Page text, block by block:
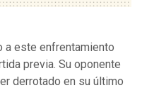
a este enfrentamiento
previa. Su oponente
derrotado en su último